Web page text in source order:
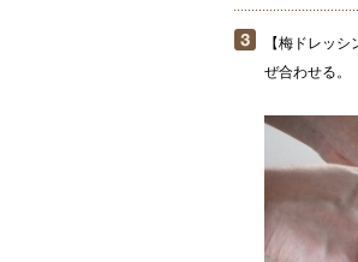
【梅ドレッ
ぜ合わせる。